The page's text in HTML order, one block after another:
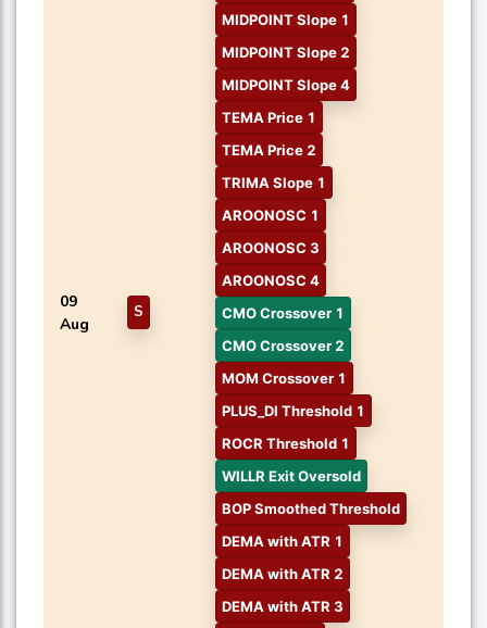
09
Aug
S
MIDPOINT Slope 1
MIDPOINT Slope 2
MIDPOINT Slope 4
TEMA Price 1
TEMA Price 2
TRIMA Slope 1
AROONOSC 1
AROONOSC 3
AROONOSC 4
CMO Crossover 1
CMO Crossover 2
MOM Crossover 1
PLUS_DI Threshold 1
ROCR Threshold 1
WILLR Exit Oversold
BOP Smoothed Threshold
DEMA with ATR 1
DEMA with ATR 2
DEMA with ATR 3